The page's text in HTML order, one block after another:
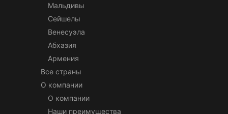
Мальдивы
Сейшелы
Венесуэла
Абхазия
Армения
Все страны
О компании
О компании
Наши преимущества